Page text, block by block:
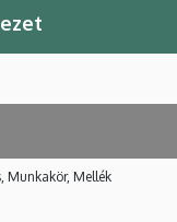
Munkakör, Mellék